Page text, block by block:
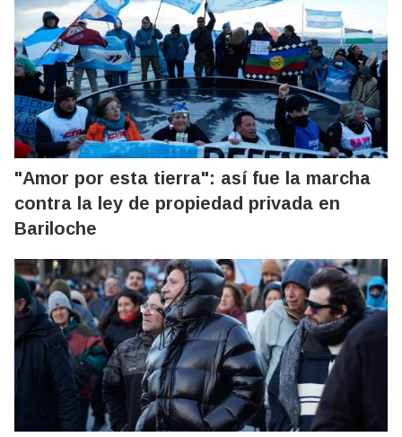
"Amor por esta tierra": así fue la marcha
contra la ley de propiedad privada en
Bariloche